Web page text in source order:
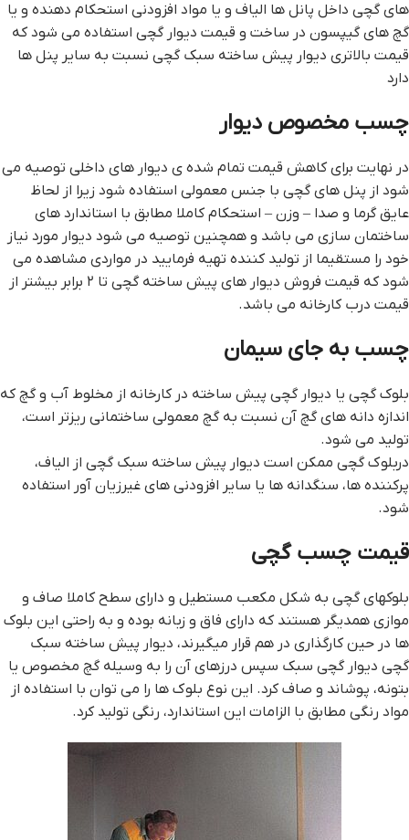
های گچی داخل پانل ها الیاف و یا مواد افزودنی استحکام دهنده و یا
گچ های گیپسون در ساخت و قیمت دیوار گچی استفاده می شود که
قیمت بالاتری دیوار پیش ساخته سبک گچی نسبت به سایر پنل ها
دارد
چسب مخصوص ديوار
در نهایت برای کاهش قیمت تمام شده ی دیوار های داخلی توصیه می
شود از پنل های گچی با جنس معمولی استفاده شود زیرا از لحاظ
عایق گرما و صدا – وزن – استحکام کاملا مطابق با استاندارد های
ساختمان سازی می باشد و همچنین توصیه می شود دیوار مورد نیاز
خود را مستقیما از تولید کننده تهیه فرمایید در مواردی مشاهده می
شود که قیمت فروش دیوار های پیش ساخته گچی تا ۲ برابر بیشتر از
قیمت درب کارخانه می باشد.
چسب به جاي سيمان
بلوک گچی یا دیوار گچی پیش ساخته در کارخانه از مخلوط آب و گچ که
اندازه دانه های گچ آن نسبت به گچ معمولی ساختمانی ریزتر است،
تولید می شود.
دربلوك گچی ممكن است دیوار پیش ساخته سبک گچی از الياف،
پركننده ها، سنگدانه ها يا ساير افزودنی هاي غيرزيان آور استفاده
شود.
قيمت چسب گچي
بلوکهای گچی به شکل مكعب مستطيل و دارای سطح کاملا صاف و
موازی همدیگر هستند که دارای فاق و زبانه بوده و به راحتی این بلوک
ها در حین کارگذاری در هم قرار میگیرند، دیوار پیش ساخته سبک
گچی ديوار گچي سبک سپس درزهای آن را به وسیله گچ مخصوص یا
بتونه، پوشاند و صاف کرد. اين نوع بلوك ها را مي توان با استفاده از
مواد رنگي مطابق با الزامات اين استاندارد، رنگی توليد كرد.